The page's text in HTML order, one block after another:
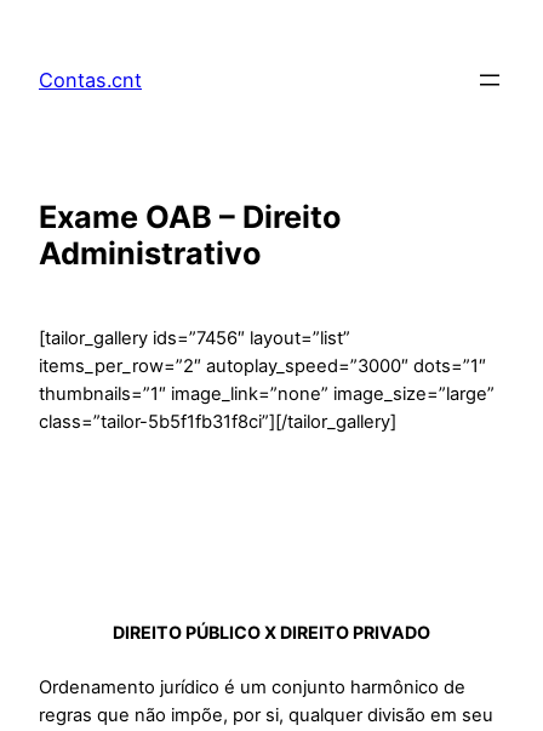
Contas.cnt
Exame OAB – Direito
Administrativo
[tailor_gallery ids=”7456″ layout=”list”
items_per_row=”2″ autoplay_speed=”3000″ dots=”1″
thumbnails=”1″ image_link=”none” image_size=”large”
class=”tailor-5b5f1fb31f8ci”][/tailor_gallery]
DIREITO PÚBLICO X DIREITO PRIVADO
Ordenamento jurídico é um conjunto harmônico de
regras que não impõe, por si, qualquer divisão em seu